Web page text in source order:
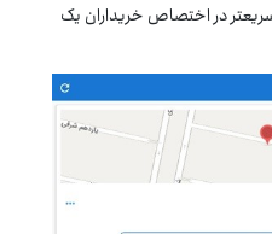
در اختصاص خریداران یک